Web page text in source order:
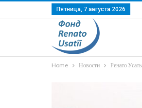
Пятница, 7 августа 2026
Home Новости Ренато